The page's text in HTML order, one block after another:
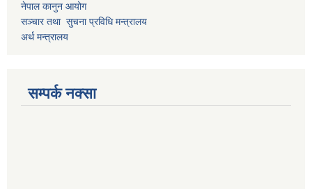
नेपाल कानुन आयोग
सञ्चार तथा सुचना प्रविधि मन्त्रालय
अर्थ मन्त्रालय
सम्पर्क नक्सा